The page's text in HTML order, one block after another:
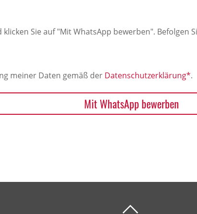
Sie auf "Mit WhatsApp bewerben". Befolgen
meiner Daten gemäß der Datenschutzerklärung*.
Mit WhatsApp bewerben